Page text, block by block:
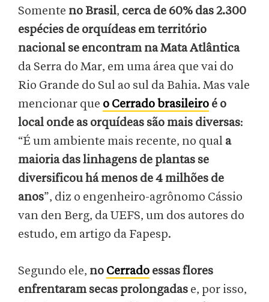
Somente no Brasil, cerca de 60% das 2.300
espécies de orquídeas em território
nacional se encontram na Mata Atlântica
da Serra do Mar, em uma área que vai do
Rio Grande do Sul ao sul da Bahia. Mas vale
mencionar que o Cerrado brasileiro é o
local onde as orquídeas são mais diversas:
“É um ambiente mais recente, no qual a
maioria das linhagens de plantas se
diversificou há menos de 4 milhões de
anos”, diz o engenheiro-agrônomo Cássio
van den Berg, da UEFS, um dos autores do
estudo, em artigo da Fapesp.
Segundo ele, no Cerrado essas flores
enfrentaram secas prolongadas e, por isso,